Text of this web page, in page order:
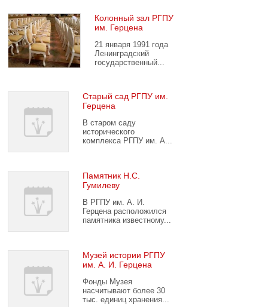
Колонный зал РГПУ
им. Герцена
21 января 1991 года
Ленинградский
государственный...
Старый сад РГПУ им.
Герцена
В старом саду
исторического
комплекса РГПУ им. А...
Памятник Н.С.
Гумилеву
В РГПУ им. А. И.
Герцена расположился
памятника известному...
Музей истории РГПУ
им. А. И. Герцена
Фонды Музея
насчитывают более 30
тыс. единиц хранения...